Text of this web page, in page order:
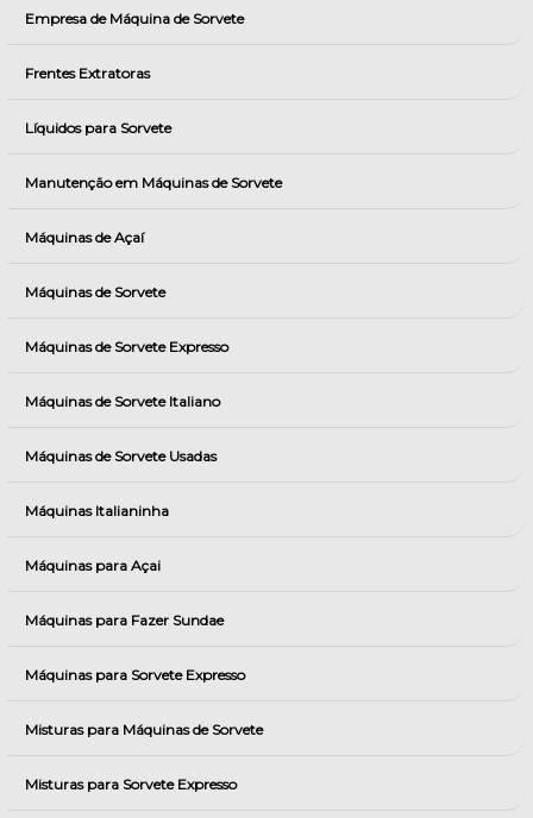
Empresa de Máquina de Sorvete
Frentes Extratoras
Líquidos para Sorvete
Manutenção em Máquinas de Sorvete
Máquinas de Açaí
Máquinas de Sorvete
Máquinas de Sorvete Expresso
Máquinas de Sorvete Italiano
Máquinas de Sorvete Usadas
Máquinas Italianinha
Máquinas para Açai
Máquinas para Fazer Sundae
Máquinas para Sorvete Expresso
Misturas para Máquinas de Sorvete
Misturas para Sorvete Expresso